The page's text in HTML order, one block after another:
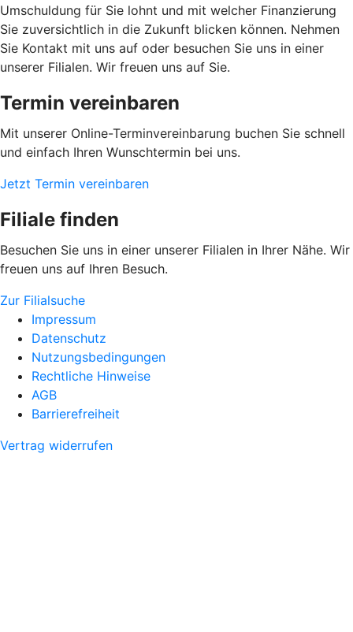
Umschuldung für Sie lohnt und mit welcher Finanzierung
Sie zuversichtlich in die Zukunft blicken können. Nehmen
Sie Kontakt mit uns auf oder besuchen Sie uns in einer
unserer Filialen. Wir freuen uns auf Sie.
Termin vereinbaren
Mit unserer Online-Terminvereinbarung buchen Sie schnell
und einfach Ihren Wunschtermin bei uns.
Jetzt Termin vereinbaren
Filiale finden
Besuchen Sie uns in einer unserer Filialen in Ihrer Nähe. Wir
freuen uns auf Ihren Besuch.
Zur Filialsuche
Impressum
Datenschutz
Nutzungsbedingungen
Rechtliche Hinweise
AGB
Barrierefreiheit
Vertrag widerrufen